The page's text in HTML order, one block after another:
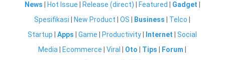
News Hot Issue Release (direct) Featured Gadget
Spesifikasi
New Product |OS Business Telco
Startup |Apps |Game Productivity Internet |Social
Media
Ecommerce |Viral Oto Tips Forum